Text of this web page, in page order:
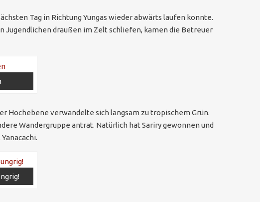
Tag in Richtung Yungas wieder abwärts laufen konnte.
Jugendlichen draußen im Zelt schliefen, kamen die Betreuer
Hochebene verwandelte sich langsam zu tropischem Grün.
Wandergruppe antrat. Natürlich hat Sariry gewonnen und